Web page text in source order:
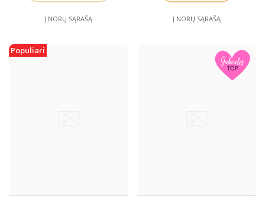
Į NORŲ SĄRAŠĄ Į NORŲ SĄRAŠĄ
Populiari